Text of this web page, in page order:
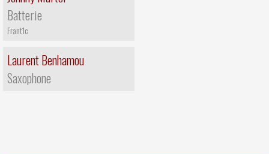
Batterie
Frant1c
Laurent Benhamou
Saxophone